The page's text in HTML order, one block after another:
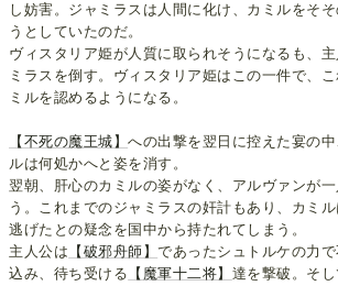
し妨害。ジャミラスは人間に化け、カミルをそ
うとしていたのだ。
ヴィスタリア姫が人質に取られそうになるも、
ミラスを倒す。ヴィスタリア姫はこの一件で、
ミルを認めるようになる。
【不死の魔王城】への出撃を翌日に控えた宴の
ルは何処かへと姿を消す。
翌朝、肝心のカミルの姿がなく、アルヴァンが
う。これまでのジャミラスの奸計もあり、カミ
逃げたとの疑念を国中から持たれてしまう。
主人公は 【破邪舟師】であったシュトルケの力
込み、待ち受ける 【魔軍十二将】 達を撃破。そ